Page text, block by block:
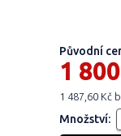
Původní
1
1 487,60 Kč
Množství: